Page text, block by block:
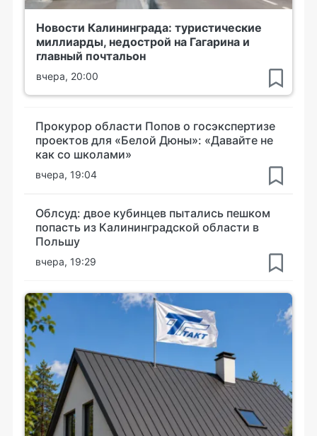
Новости Калининграда: туристические
миллиарды, недострой на Гагарина и
главный почтальон
вчера, 20:00
Прокурор области Попов о госэкспертизе
проектов для «Белой Дюны»: «Давайте не
как со школами»
вчера, 19:04
Облсуд: двое кубинцев пытались пешком
попасть из Калининградской области в
Польшу
вчера, 19:29